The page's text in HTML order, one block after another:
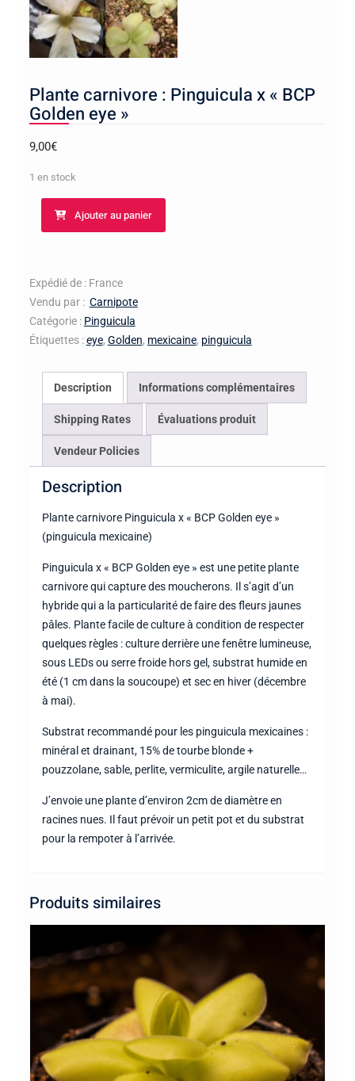
Plante carnivore : Pinguicula x « BCP
Golden eye »
9,00€
1 en stock
quantité
:
Pinguicula
x
"BCP
Ajouter au panier
Expédié de : France
Vendu par : Carnipote
Catégorie : Pinguicula
Étiquettes :eye, Golden, mexicaine, pinguicula
Description Informations complémentaires
Shipping Rates Évaluations produit
Vendeur Policies
Description
Plante carnivore Pinguicula x « BCP Golden eye »
(pinguicula mexicaine)
Pinguicula x « BCP Golden eye » est une petite plante
carnivore qui capture des moucherons. Il s’agit d’un
hybride qui a la particularité de faire des fleurs jaunes
pâles. Plante facile de culture à condition de respecter
quelques règles : culture derrière une fenêtre lumineuse,
sous LEDs ou serre froide hors gel, substrat humide en
été (1 cm dans la soucoupe) et sec en hiver (décembre
à mai).
Substrat recommandé pour les pinguicula mexicaines :
minéral et drainant, 15% de tourbe blonde +
pouzzolane, sable, perlite, vermiculite, argile naturelle…
J’envoie une plante d’environ 2cm de diamètre en
racines nues. Il faut prévoir un petit pot et du substrat
pour la rempoter à l’arrivée.
Produits similaires